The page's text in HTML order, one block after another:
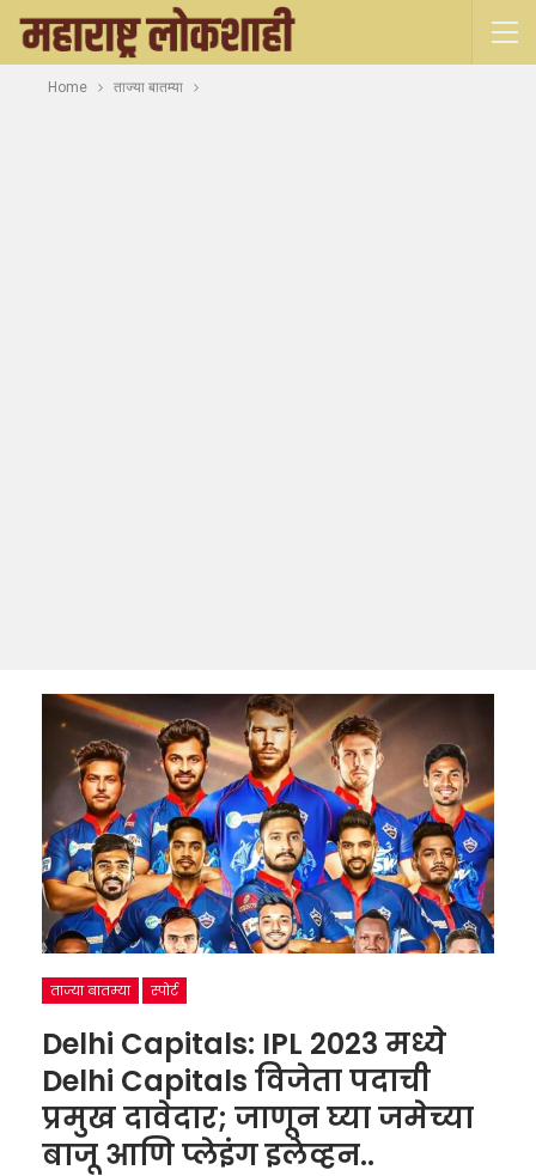
Home ताज्या बातम्या
ताज्या बातम्या स्पोर्ट
Delhi Capitals: IPL 2023 मध्ये
Delhi Capitals विजेता पदाची
प्रमुख दावेदार; जाणून घ्या जमेच्या
बाजू आणि प्लेइंग इलेव्हन..